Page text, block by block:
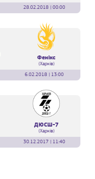
28.02.2018 | 00:00
Фенікс
(Харків)
6.02.2018 | 13:00
ДЮСШ-7
(Харків)
30.12.2017 | 11:40